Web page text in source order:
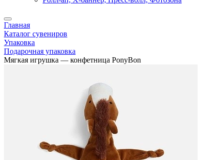
Главная
Каталог сувениров
Упаковка
Подарочная упаковка
Мягкая игрушка — конфетница PonyBon